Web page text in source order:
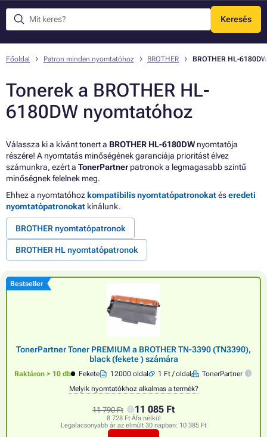
Keresés
Menü
Főoldal Patron minden nyomtatóhoz BROTHER BROTHER HL-6180DW
Tonerek a BROTHER HL-
6180DW nyomtatóhoz
Válassza ki a kívánt tonert a BROTHER HL-6180DW nyomtatója
részére! A nyomtatás minőségének garanciája prioritást élvez
számunkra, ezért a TonerPartner patronok a legmagasabb szintű
minőségnek felelnek meg.
Ehhez a nyomtatóhoz kompatibilis nyomtatópatronokatéseredeti
nyomtatópatronokat kínálunk.
BROTHER nyomtatópatronok
BROTHER HL nyomtatópatronok
Bestseller
TonerPartner Toner PREMIUM a BROTHER TN-3390 (TN3390),
black (fekete ) számára
Raktáron > 10 db Fekete 12000 oldal 1 Ft / oldal
TonerPartner
Melyik nyomtatókhoz alkalmas a termék?
11 790 Ft 11 085 Ft
8 728 Ft Áfa nélkül
Legalacsonyabb ár az elmúlt 30 napban: 10 385 Ft